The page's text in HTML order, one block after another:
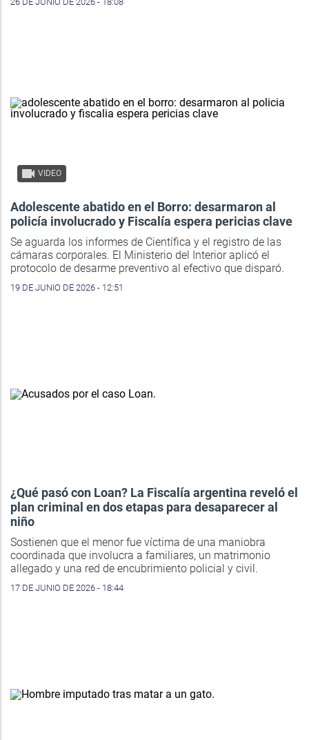
VIDEO
Adolescente abatido en el Borro: desarmaron al
policía involucrado y Fiscalía espera pericias clave
Se aguarda los informes de Científica y el registro de las
cámaras corporales. El Ministerio del Interior aplicó el
protocolo de desarme preventivo al efectivo que disparó.
19 DE JUNIO DE 2026 - 12:51
¿Qué pasó con Loan? La Fiscalía argentina reveló el
plan criminal en dos etapas para desaparecer al
niño
Sostienen que el menor fue víctima de una maniobra
coordinada que involucra a familiares, un matrimonio
allegado y una red de encubrimiento policial y civil.
17 DE JUNIO DE 2026 - 18:44